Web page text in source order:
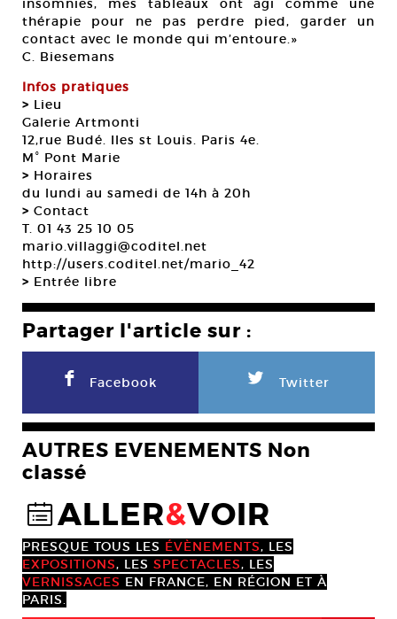
insomnies, mes tableaux ont agi comme une
thérapie pour ne pas perdre pied, garder un
contact avec le monde qui m’entoure.»
C. Biesemans
Infos pratiques
> Lieu
Galerie Artmonti
12,rue Budé. Iles st Louis. Paris 4e.
M° Pont Marie
> Horaires
du lundi au samedi de 14h à 20h
> Contact
T. 01 43 25 10 05
mario.villaggi@coditel.net
http://users.coditel.net/mario_42
> Entrée libre
Partager l'article sur :
F Facebook L Twitter
AUTRES EVENEMENTS Non
classé
@ALLER&VOIR
PRESQUE TOUS LES ÉVÈNEMENTS, LES
EXPOSITIONS, LES SPECTACLES, LES
VERNISSAGES EN FRANCE, EN RÉGION ET À
PARIS.